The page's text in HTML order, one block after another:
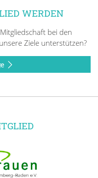
WERDEN
bei den
Ziele unterstützen?